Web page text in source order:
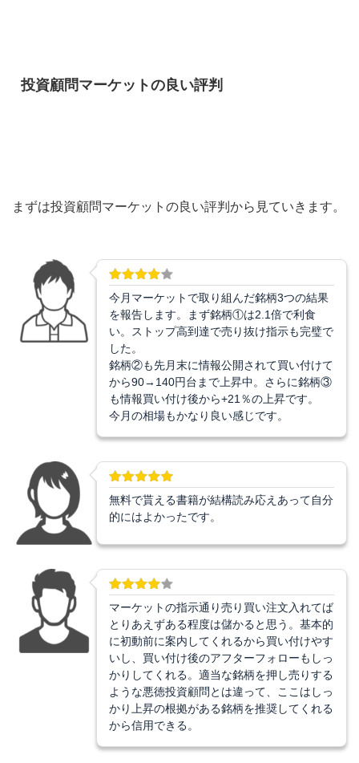
投資顧問マーケットの良い評判
まずは投資顧問マーケットの良い評判から見ていきます。
今月マーケットで取り組んだ銘柄3つの結果
を報告します。まず銘柄①は2.1倍で利食
い。ストップ高到達で売り抜け指示も完璧で
した。
銘柄②も先月末に情報公開されて買い付けて
から90→140円台まで上昇中。さらに銘柄③
も情報買い付け後から+21％の上昇です。
今月の相場もかなり良い感じです。
無料で貰える書籍が結構読み応えあって自分
的にはよかったです。
マーケットの指示通り売り買い注文入れてば
とりあえずある程度は儲かると思う。基本的
に初動前に案内してくれるから買い付けやす
いし、買い付け後のアフターフォローもしっ
かりしてくれる。適当な銘柄を押し売りする
ような悪徳投資顧問とは違って、ここはしっ
かり上昇の根拠がある銘柄を推奨してくれる
から信用できる。